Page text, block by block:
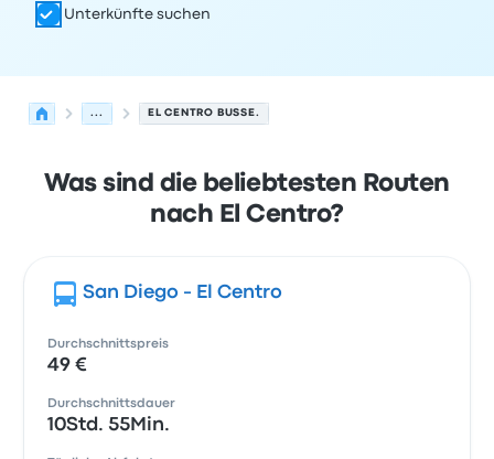
Unterkünfte suchen
... EL CENTRO BUSSE.
Was sind die beliebtesten Routen
nach El Centro?
San Diego - El Centro
Durchschnittspreis
49 €
Durchschnittsdauer
10Std. 55Min.